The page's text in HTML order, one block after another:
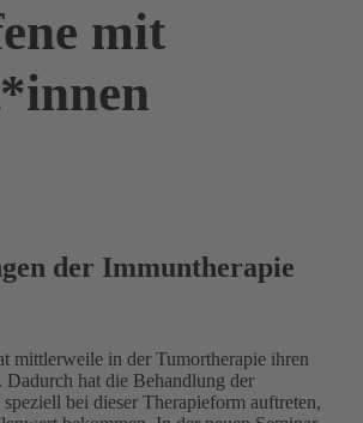
mit
der Immuntherapie
mittlerweile in der Tumortherapie ihren
Dadurch hat die Behandlung der
bei dieser Therapieform auftreten,